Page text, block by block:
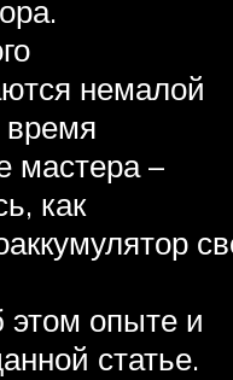
немалой
мастера –
как
этом опыте и
статье.